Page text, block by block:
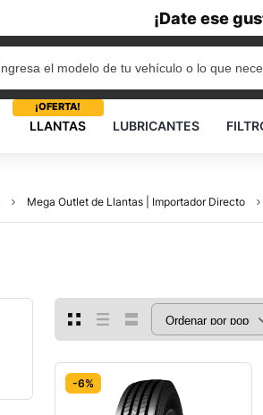
¡Date ese
LLANTAS
¡OFERTA!
LUBRICANTES
Mega Outlet de Llantas | Importador Directo
-6%